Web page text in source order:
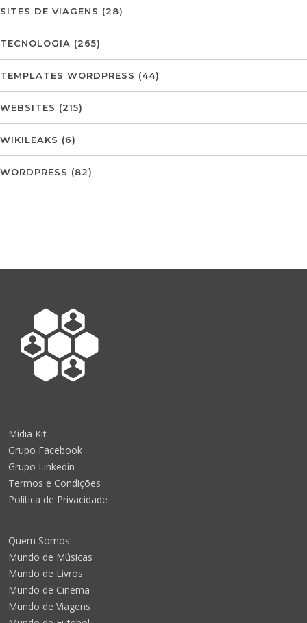
SITES DE VIAGENS (28)
TECNOLOGIA (265)
TEMPLATES WORDPRESS (44)
WEBSITES (215)
WIKILEAKS (6)
WORDPRESS (82)
Mídia Kit
Grupo Facebook
Grupo Linkedin
Termos e Condições
Política de Privacidade
Quem Somos
Mundo de Músicas
Mundo de Livros
Mundo de Cinema
Mundo de Viagens